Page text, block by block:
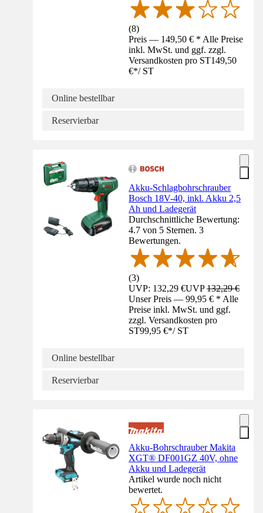
(8)
Preis — 149,50 € * Alle Preise
inkl. MwSt. und ggf. zzgl.
Versandkosten pro ST149,50
€*/ ST
Online bestellbar
Reservierbar
Akku-Schlagbohrschrauber
Bosch 18V-40, inkl. Akku 2,5
Ah und Ladegerät
Durchschnittliche Bewertung:
4.7 von 5 Sternen. 3
Bewertungen.
(3)
UVP: 132,29 €UVP132,29 €
Unser Preis — 99,95 € * Alle
Preise inkl. MwSt. und ggf.
zzgl. Versandkosten pro
ST99,95 €*/ ST
Online bestellbar
Reservierbar
Akku-Bohrschrauber Makita
XGT® DF001GZ 40V, ohne
Akku und Ladegerät
Artikel wurde noch nicht
bewertet.